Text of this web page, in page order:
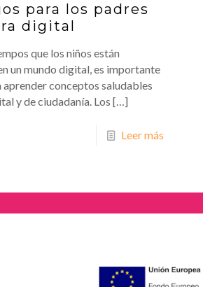
para los padres
digital
que los niños están
un mundo digital, es importante
aprender conceptos saludables
y de ciudadanía. Los […]
Leer más